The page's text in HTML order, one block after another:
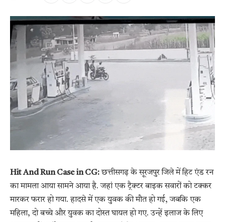
Hit And Run Case in CG:छत्तीसगढ़ के सूरजपुर जिले में हिट एंड रन
का मामला आया सामने आया है. जहां एक ट्रैक्टर बाइक सवारों को टक्कर
मारकर फरार हो गया. हादसे में एक युवक की मौत हो गई, जबकि एक
महिला, दो बच्चे और युवक का दोस्त घायल हो गए. उन्हें इलाज के लिए